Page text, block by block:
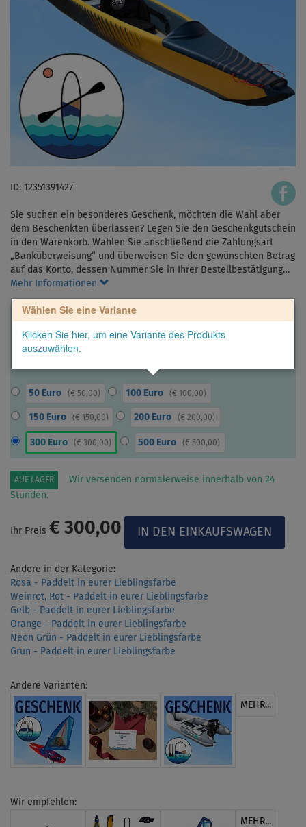
ID: 12351391427
Sie suchen ein besonderes Geschenk, möchten die Wahl aber
dem Beschenkten überlassen? Legen Sie den Geschenkgutschein
in den Warenkorb. Wählen Sie anschließend die Zahlungsart
„Banküberweisung“ und überweisen Sie den gewünschten Betrag
auf das Konto, dessen Nummer Sie in Ihrer Bestellbestätigung…
Mehr Informationen
Wählen Sie eine Variante
Klicken Sie hier, um eine Variante des Produkts
auszuwählen.
50 Euro ( € 50,00) 100 Euro (€ 100,00)
150 Euro ( € 150,00) 200 Euro (€ 200,00)
300 Euro ( € 300,00) 500 Euro (€ 500,00)
AUF LAGER
Wir versenden normalerweise innerhalb von 24
Stunden.
Ihr Preis € 300,00
Andere in der Kategorie:
Rosa - Paddelt in eurer Lieblingsfarbe
Weinrot, Rot - Paddelt in eurer Lieblingsfarbe
Gelb - Paddelt in eurer Lieblingsfarbe
Orange - Paddelt in eurer Lieblingsfarbe
Neon Grün - Paddelt in eurer Lieblingsfarbe
Grün - Paddelt in eurer Lieblingsfarbe
Andere Varianten:
MEHR...
Wir empfehlen:
MEHR...